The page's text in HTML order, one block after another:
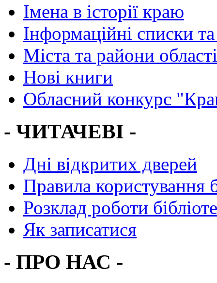
Імена в історії краю
Інформаційні списки
Міста та райони області
Нові книги
Обласний конкурс
- ЧИТАЧЕВІ -
Дні відкритих дверей
Правила користування
Розклад роботи
Як записатися
- ПРО НАС -